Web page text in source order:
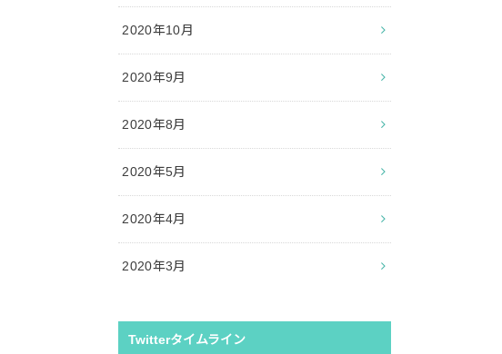
2020年10月
2020年9月
2020年8月
2020年5月
2020年4月
2020年3月
Twitterタイムライン